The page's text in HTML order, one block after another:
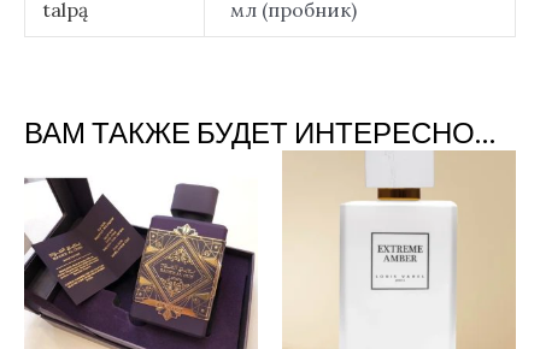
talpą мл (пробник)
ВАМ ТАКЖЕ БУДЕТ ИНТЕРЕСНО…